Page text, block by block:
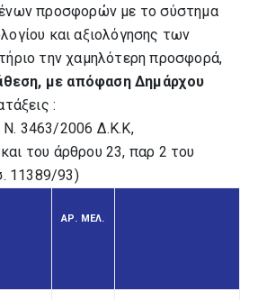
προσφορών με το σύστημα
και αξιολόγησης των
την χαμηλότερη προσφορά,
με απόφαση Δημάρχου
:
Ν. 3463/2006 Δ.Κ.Κ,
του άρθρου 23, παρ 2 του
11389/93)
ΑΡ. ΜΕΛ.